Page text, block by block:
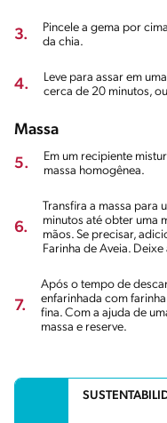
3.
Pincele a gema por
da chia.
4.
Leve para assar em
cerca de 20 minutos,
Massa
5.
Em um recipiente
massa homogênea.
6.
Transfira a massa para
minutos até obter uma
mãos. Se precisar,
Farinha de Aveia.
7.
Após o tempo de
enfarinhada com
fina. Com a ajuda de
massa e reserve.